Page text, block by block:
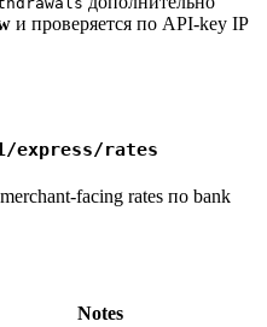
и проверяется по API-key IP
express/rates
facing rates по bank
Notes